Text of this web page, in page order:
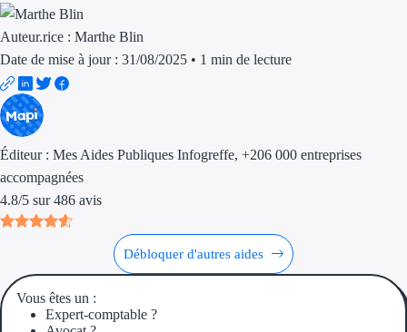
Aides Région Île-
Aides Région
Auteur.rice : Marthe Blin
Date de mise à jour : 31/08/2025 • 1 min de lecture
Éditeur : Mes Aides Publiques Infogreffe, +206 000 entreprises
accompagnées
4.8/5 sur 486 avis
Débloquer d'autres aides
Vous êtes un :
Expert-comptable ?